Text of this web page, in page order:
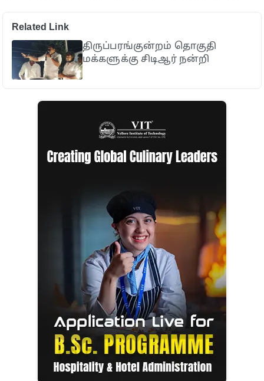
Related Link
திருப்பரங்குன்றம் தொகுதி
மக்களுக்கு சிடிஆர் நன்றி